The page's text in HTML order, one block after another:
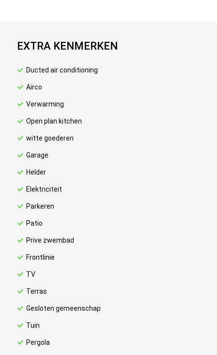
EXTRA KENMERKEN
Ducted air conditioning
Airco
Verwarming
Open plan kitchen
witte goederen
Garage
Helder
Elektriciteit
Parkeren
Patio
Prive zwembad
Frontlinie
TV
Terras
Gesloten gemeenschap
Tuin
Pergola